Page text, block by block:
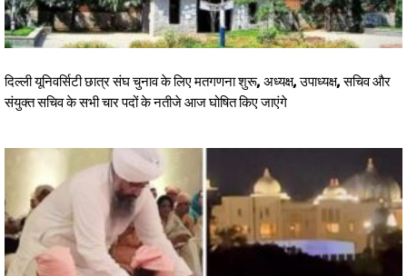
दिल्ली यूनिवर्सिटी छात्र संघ चुनाव के लिए मतगणना शुरू, अध्यक्ष, उपाध्यक्ष, सचिव और
संयुक्त सचिव के सभी चार पदों के नतीजे आज घोषित किए जाएंगे